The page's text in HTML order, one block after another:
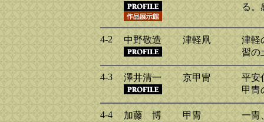
る。
4-2 中野敬造 津軽凧
津軽
習の
4-3 澤井清一 京甲冑
平安
甲冑
4-4 加藤 博 甲冑
一冑